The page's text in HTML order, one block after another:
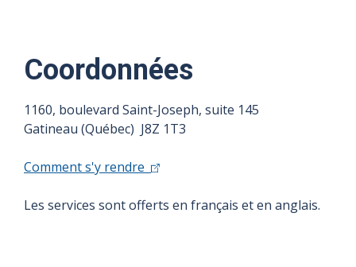
Coordonnées
1160, boulevard Saint-Joseph, suite 145
Gatineau (Québec) J8Z 1T3
Comment s'y rendre
Les services sont offerts en français et en anglais.